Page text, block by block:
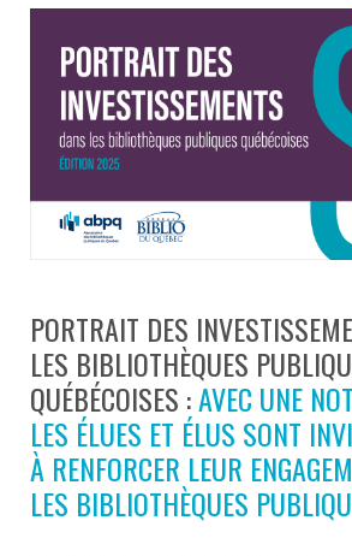
PORTRAIT DES
LES BIBLIOTHÈQUES
QUÉBÉCOISES :AVEC UNE
LES ÉLUES ET ÉLUS SONT
À RENFORCER LEUR
LES BIBLIOTHÈQUES